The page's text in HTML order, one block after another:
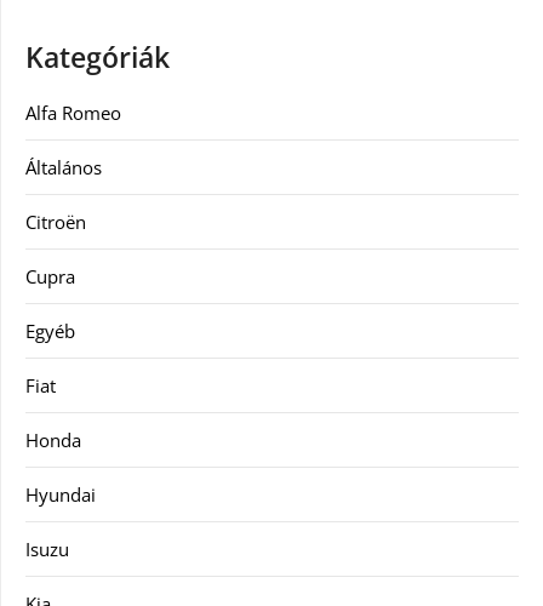
Kategóriák
Alfa Romeo
Általános
Citroën
Cupra
Egyéb
Fiat
Honda
Hyundai
Isuzu